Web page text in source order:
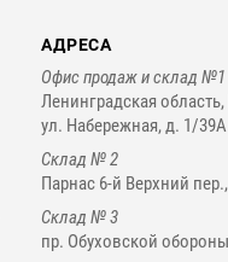
АДРЕСА
Офис продаж и склад №1
Ленинградская
ул. Набережная, д. 1/39А
Склад № 2
Парнас 6-й Верхний
Склад № 3
пр. Обуховской